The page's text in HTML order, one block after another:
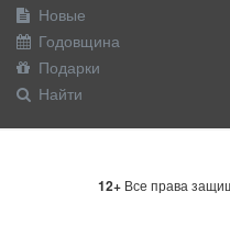
Новые
Годовщина
Подарки
Найти
12+ Все права